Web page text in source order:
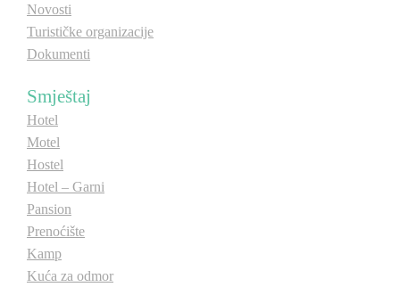
Novosti
Turističke organizacije
Dokumenti
Smještaj
Hotel
Motel
Hostel
Hotel – Garni
Pansion
Prenoćište
Kamp
Kuća za odmor